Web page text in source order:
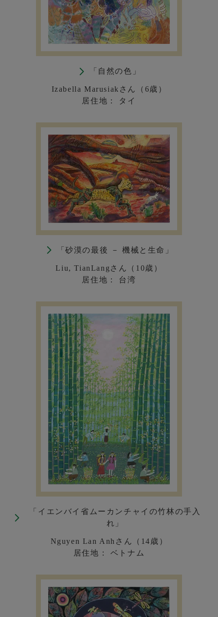
「自然の色」
Izabella Marusiakさん（6歳）
居住地： タイ
「砂漠の最後 － 機械と生命」
Liu, TianLangさん（10歳）
居住地： 台湾
「イエンバイ省ムーカンチャイの竹林の手入
れ」
Nguyen Lan Anhさん（14歳）
居住地： ベトナム